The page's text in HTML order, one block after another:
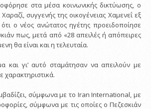
στα μέσα κοινωνικής δικτύωσης, ο
συγγενής της οικογένειας Χαμενεΐ εξ
ο νέος ανώτατος ηγέτης προειδοποίησε
πως, μετά από «28 απειλές ή απόπειρες
θα είναι και η τελευταία.
και γι’ αυτό σταμάτησαν να απειλούν με
χαρακτηριστικά.
σύμφωνα με το Iran International, με
σύμφωνα με τις οποίες ο Πεζεσκιάν